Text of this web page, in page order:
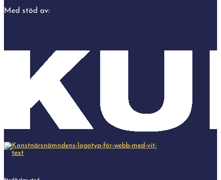
Med stöd av: